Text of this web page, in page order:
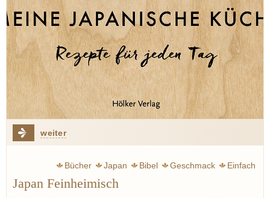
weiter
Bücher Japan Bibel Geschmack Einfach
Japan Feinheimisch